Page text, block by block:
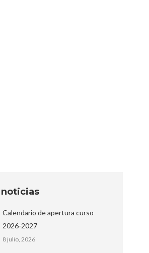
Calendario de apertura curso
2026-2027
8 julio, 2026